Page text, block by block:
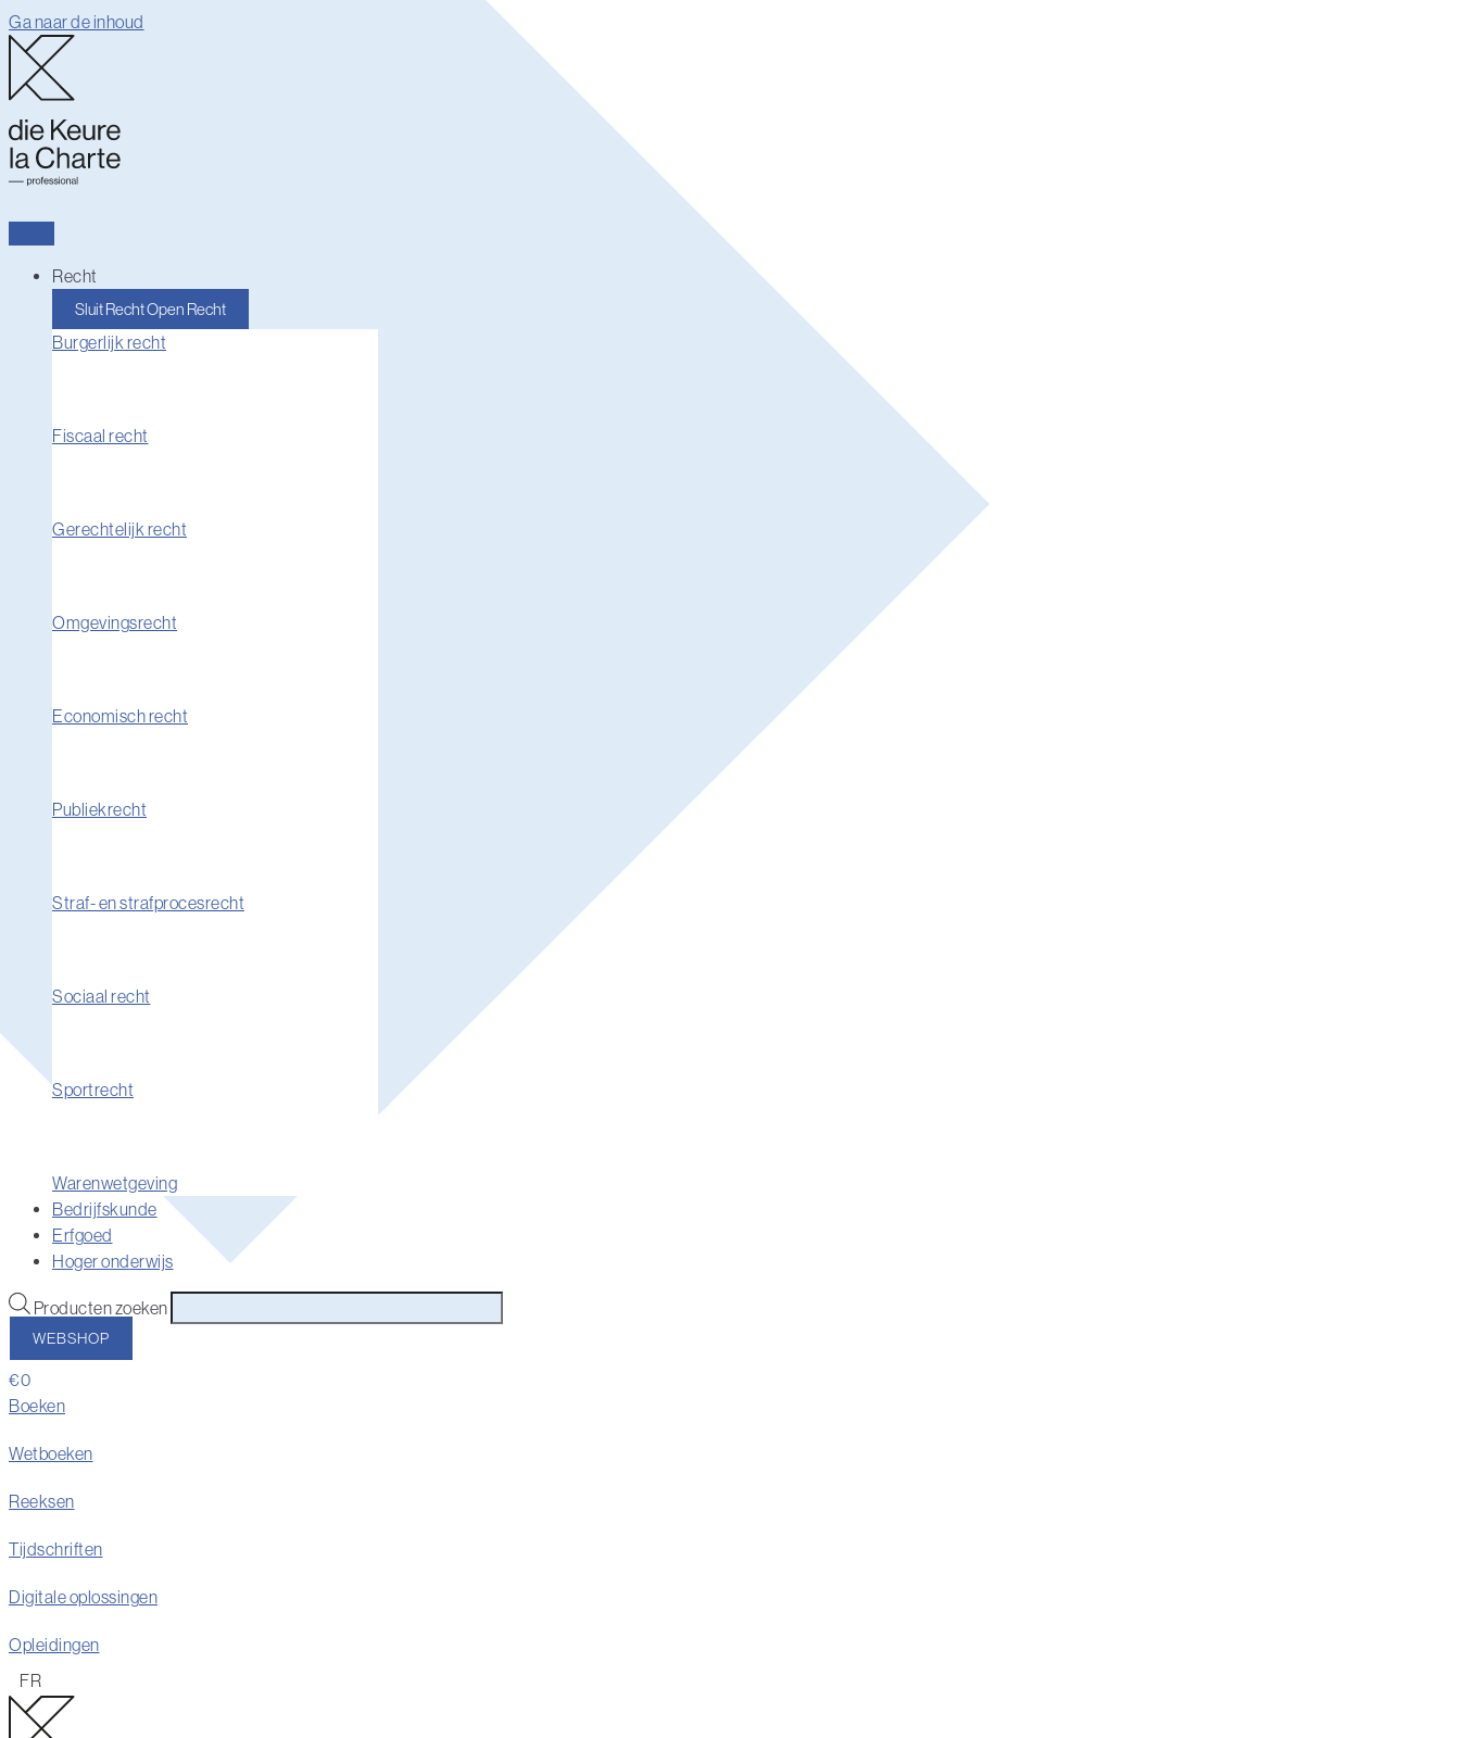
Ga naar de inhoud
Recht
Sluit RechtOpen Recht
Burgerlijk recht
Fiscaal recht
Gerechtelijk recht
Omgevingsrecht
Economisch recht
Publiekrecht
Straf- en strafprocesrecht
Sociaal recht
Sportrecht
Warenwetgeving
Bedrijfskunde
Erfgoed
Hoger onderwijs
Producten zoeken
WEBSHOP
€0
Boeken
Wetboeken
Reeksen
Tijdschriften
Digitale oplossingen
Opleidingen